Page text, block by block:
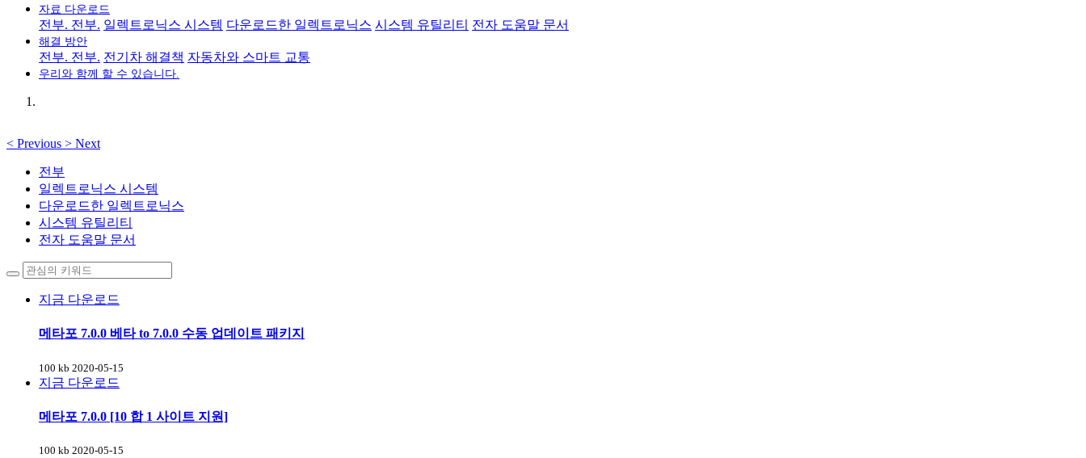
자료 다운로드
전부. 전부. 일렉트로닉스 시스템 다운로드한 일렉트로닉스 시스템 유틸리티 전자 도움말 문서
해결 방안
전부. 전부. 전기차 해결책 자동차와 스마트 교통
우리와 함께 할 수 있습니다.
< Previous > Next
전부
일렉트로닉스 시스템
다운로드한 일렉트로닉스
시스템 유틸리티
전자 도움말 문서
지금 다운로드
메타포 7.0.0 베타 to 7.0.0 수동 업데이트 패키지
100 kb 2020-05-15
지금 다운로드
메타포 7.0.0 [10 합 1 사이트 지원]
100 kb 2020-05-15